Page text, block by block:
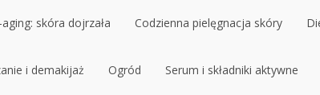
skóra dojrzała
skóra dojrzała
Codzienna pielęgnacja skóry
Codzienna pielęgnacja skóry
i demakijaż Ogród Serum i składniki aktywne